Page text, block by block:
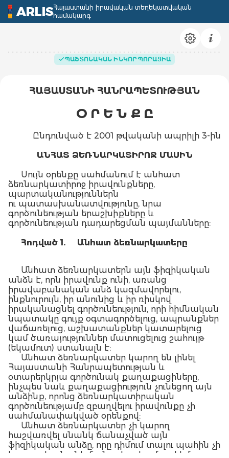
ARLISՀայաստանի իրավական տեղեկատվական
համակարգ
ՊԱՇՏՈՆԱԿԱՆ ԻՆԿՈՐՊՈՐԱՑԻԱ
ՀԱՅԱՍՏԱՆԻ ՀԱՆՐԱՊԵՏՈՒԹՅԱՆ
Օ Ր Ե Ն Ք Ը
Ընդունված է 2001 թվականի ապրիլի 3-ին
ԱՆՀԱՏ ՁԵՌՆԱՐԿԱՏԻՐՈՋ ՄԱՍԻՆ
Սույն օրենքը սահմանում է անհատ
ձեռնարկատիրոջ իրավունքները,
պարտականություններն
ու պատասխանատվությունը, նրա
գործունեության երաշխիքները և
գործունեության դադարեցման պայմանները:
Հոդված 1. Անհատ ձեռնարկատերը
Անհատ ձեռնարկատերն այն ֆիզիկական
անձն է, որն իրավունք ունի, առանց
իրավաբանական անձ կազմավորելու,
ինքնուրույն, իր անունից և իր ռիսկով
իրականացնել գործունեություն, որի հիմնական
նպատակը գույք օգտագործելուց, ապրանքներ
վաճառելուց, աշխատանքներ կատարելուց
կամ ծառայություններ մատուցելուց շահույթ
(եկամուտ) ստանալն է:
Անհատ ձեռնարկատեր կարող են լինել
Հայաստանի Հանրապետության և
օտարերկրյա գործունակ քաղաքացիները,
ինչպես նաև քաղաքացիություն չունեցող այն
անձինք, որոնց ձեռնարկատիրական
գործունեությամբ զբաղվելու իրավունքը չի
սահմանափակված օրենքով:
Անհատ ձեռնարկատեր չի կարող
հաշվառվել սնանկ ճանաչված այն
ֆիզիկական անձը, որը դիմում տալու պահին չի
կատարել սնանկ ճանաչելու համար հիմք